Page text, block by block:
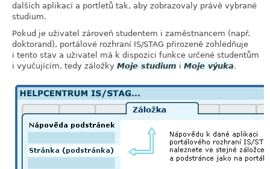
dalších aplikací a portletů tak, aby zobrazovaly právě vybrané
studium.
Pokud je uživatel zároveň studentem i zaměstnancem (např.
doktorand), portálové rozhraní IS/STAG přirozeně zohledňuje
i tento stav a uživatel má k dispozici funkce určené studentům
i vyučujícím, tedy záložky Moje studium i Moje výuka.